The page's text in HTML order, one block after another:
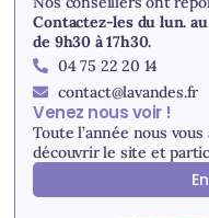
Contactez-les du lun.
de 9h30 à 17h30.
04 75 22 20 14
contact@lavandes.fr
Venez nous voir !
Toute l’année nous
découvrir le site et